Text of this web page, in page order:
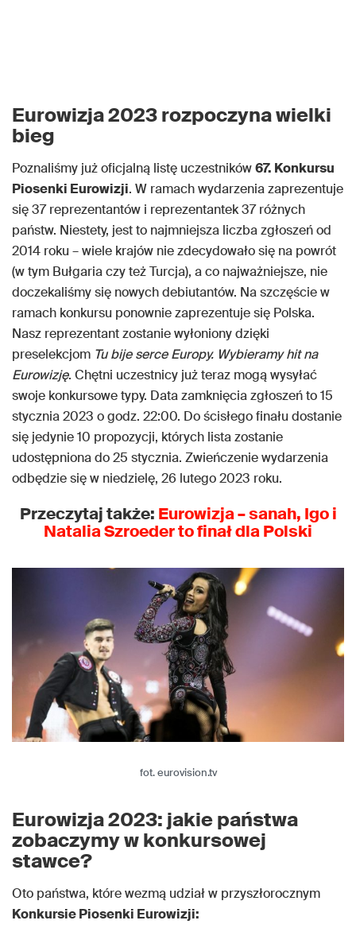
Eurowizja 2023 rozpoczyna wielki
bieg
Poznaliśmy już oficjalną listę uczestników67. Konkursu
Piosenki Eurowizji. W ramach wydarzenia zaprezentuje
się 37 reprezentantów i reprezentantek 37 różnych
państw. Niestety, jest to najmniejsza liczba zgłoszeń od
2014 roku – wiele krajów nie zdecydowało się na powrót
(w tym Bułgaria czy też Turcja), a co najważniejsze, nie
doczekaliśmy się nowych debiutantów. Na szczęście w
ramach konkursu ponownie zaprezentuje się Polska.
Nasz reprezentant zostanie wyłoniony dzięki
preselekcjom Tu bije serce Europy. Wybieramy hit na
Eurowizję. Chętni uczestnicy już teraz mogą wysyłać
swoje konkursowe typy. Data zamknięcia zgłoszeń to 15
stycznia 2023 o godz. 22:00. Do ścisłego finału dostanie
się jedynie 10 propozycji, których lista zostanie
udostępniona do 25 stycznia. Zwieńczenie wydarzenia
odbędzie się w niedzielę, 26 lutego 2023 roku.
Przeczytaj także: Eurowizja – sanah, Igo i
Natalia Szroeder to finał dla Polski
fot. eurovision.tv
Eurowizja 2023: jakie państwa
zobaczymy w konkursowej
stawce?
Oto państwa, które wezmą udział w przyszłorocznym
Konkursie Piosenki Eurowizji: